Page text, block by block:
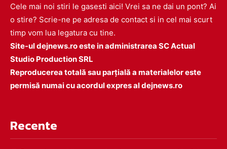
Cele mai noi stiri le gasesti aici! Vrei sa ne dai un pont? Ai
o stire? Scrie-ne pe adresa de contact si in cel mai scurt
timp vom lua legatura cu tine.
Site-ul dejnews.ro este in administrarea SC Actual
Studio Production SRL
Reproducerea totală sau parțială a materialelor este
permisă numai cu acordul expres al dejnews.ro
Recente